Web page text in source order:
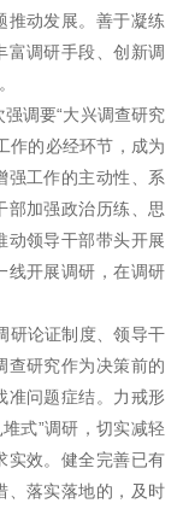
推动发展。善于凝练
富调研手段、创新调
调要“大兴调查研究
作的必经环节，成为
强工作的主动性、系
部加强政治历练、思
动领导干部带头开展
线开展调研，在调研
研论证制度、领导干
查研究作为决策前的
准问题症结。力戒形
式”调研，切实减轻
实效。健全完善已有
、落实落地的，及时